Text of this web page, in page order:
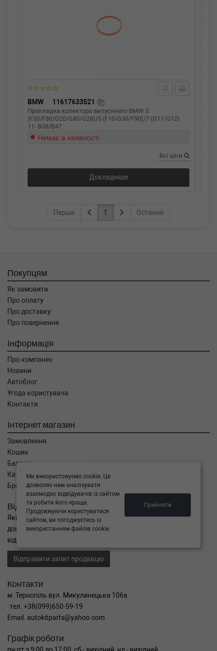
BMW 11617633521
Прокладка колектора випускного BMW 3
(F30/F80/G20/G80/G28)/5 (F10/G30/F90)/7 (G11/G12)
11- B38/B47
Немає в наявності
Всі ціни
Докладніше
Перша 1 Остання
Покупцям
Як замовити
Про оплату
Про доставку
Про повернення
Інформація
Про компанію
Новини
Автоблог
Угода користувача
Контакти
Інтернет магазин
Замовлення
Кошик
Баланс
Каталог товарів
Бренди
Відправити запит
Якщо Ви не знайшли потрібні запчастини, або Вам потрібна
допомога в підборі,
відправте нам запит - ми Вам допоможемо
Відправити запит продавцю
Контакти
м. Тернопіль вул. Микулинецька 106а
тел. +38(099)650-59-19
Email. autokitparts@yahoo.com
Графік роботи
Ми використовуємо cookie. Це
дозволяє нам аналізувати
взаємодію відвідувачів із сайтом
та робити його краще.
Продовжуючи користуватися
сайтом, ви погоджуєтесь із
використанням файлів cookie.
Прийняти